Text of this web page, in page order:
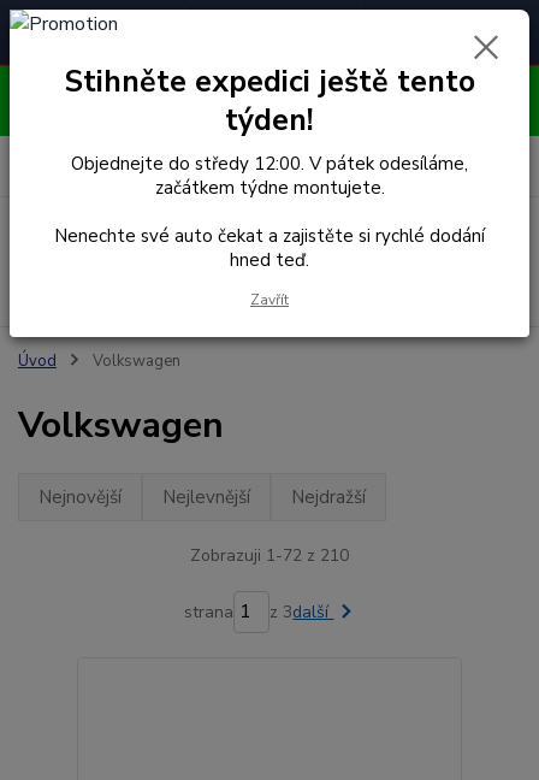
🚘
Čelní skla pro
4.7/5 (50 recenzí)
OBJEDNÁVEJTE DO STŘEDY 12:00 - KAŽDÝ PÁTEK
EXPEDUJEME!!
Menu
za0,00 Kč
Úvod Volkswagen
Volkswagen
Nejnovější Nejlevnější Nejdražší
Zobrazuji 1-72 z 210
strana z 3další
Stihněte expedici ještě tento
týden!
Objednejte do středy 12:00. V pátek odesíláme,
začátkem týdne montujete.
Nenechte své auto čekat a zajistěte si rychlé dodání
hned teď.
Zavřít